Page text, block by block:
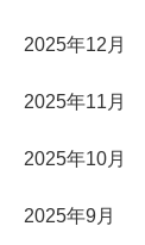
2025年12月
2025年11月
2025年10月
2025年9月